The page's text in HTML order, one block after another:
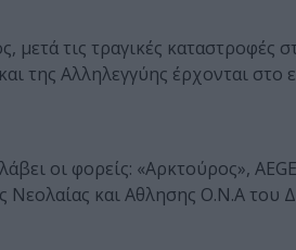
μετά τις τραγικές καταστροφές
της Αλληλεγγύης έρχονται
οι φορείς: «Αρκτούρος»,
και Αθλησης Ο.Ν.Α του